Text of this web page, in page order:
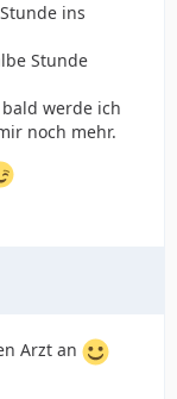
ins
Stunde
werde ich
noch mehr.
Arzt an